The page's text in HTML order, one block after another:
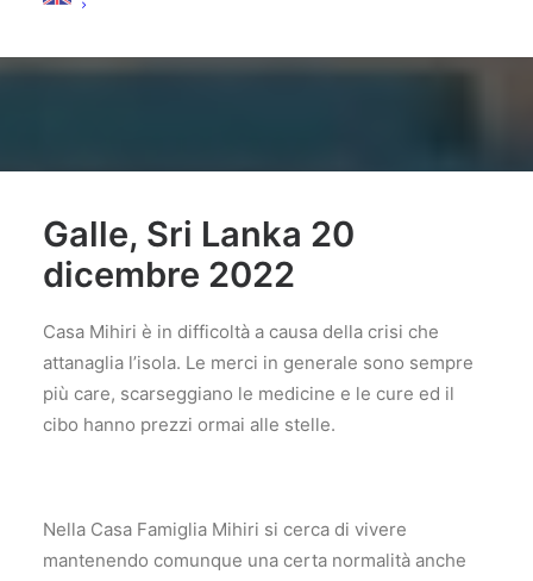
Galle, Sri Lanka 20
dicembre 2022
Casa Mihiri è in difficoltà a causa della crisi che
attanaglia l’isola. Le merci in generale sono sempre
più care, scarseggiano le medicine e le cure ed il
cibo hanno prezzi ormai alle stelle.
Nella Casa Famiglia Mihiri si cerca di vivere
mantenendo comunque una certa normalità anche